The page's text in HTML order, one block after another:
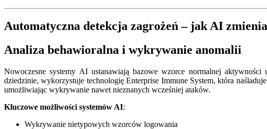
Automatyczna detekcja zagrożeń – jak AI
Analiza behawioralna i wykrywanie anomalii
Nowoczesne systemy AI ustanawiają bazowe wzorce normalnej
dziedzinie, wykorzystuje technologię Enterprise Immune System, która
umożliwiając wykrywanie nawet nieznanych wcześniej ataków.
Kluczowe możliwości systemów AI:
Wykrywanie nietypowych wzorców logowania